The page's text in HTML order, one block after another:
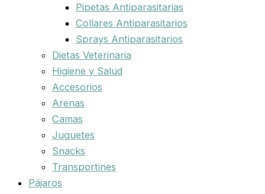
Pipetas Antiparasitarias
Collares Antiparasitarios
Sprays Antiparasitarios
Dietas Veterinaria
Higiene y Salud
Accesorios
Arenas
Camas
Juguetes
Snacks
Transportines
Pájaros